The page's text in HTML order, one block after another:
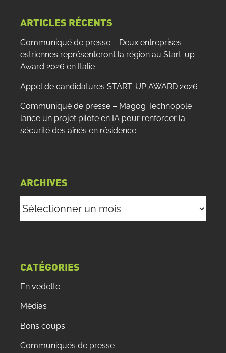
ARTICLES RÉCENTS
Communiqué de presse – Deux entreprises
estriennes représenteront la région au Start-up
Award 2026 en Italie
Appel de candidatures START-UP AWARD 2026
Communiqué de presse – Magog Technopole
lance un projet pilote en IA pour renforcer la
sécurité des aînés en résidence
ARCHIVES
CATÉGORIES
En vedette
Médias
Bons coups
Communiqués de presse